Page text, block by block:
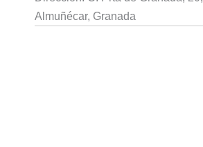
Almuñécar, Granada